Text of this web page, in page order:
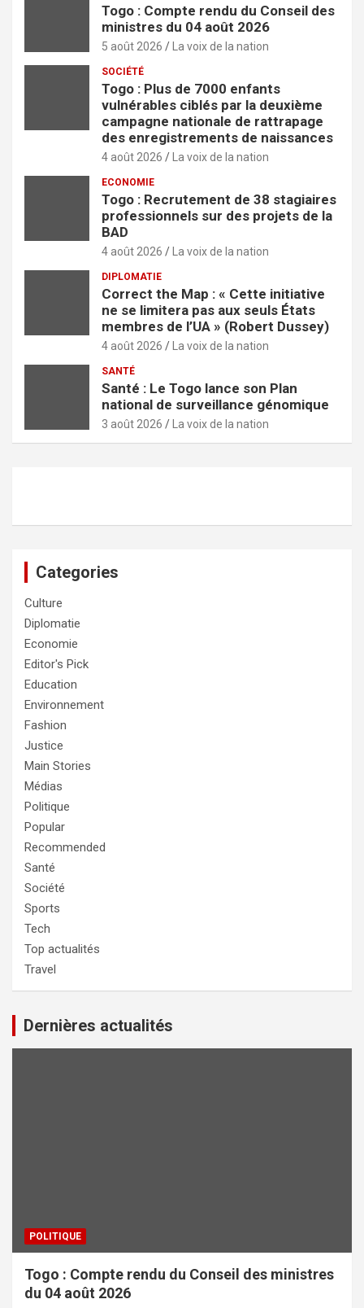
Togo : Compte rendu du Conseil des
ministres du 04 août 2026
5 août 2026 La voix de la nation
SOCIÉTÉ
Togo : Plus de 7000 enfants
vulnérables ciblés par la deuxième
campagne nationale de rattrapage
des enregistrements de naissances
4 août 2026 La voix de la nation
ECONOMIE
Togo : Recrutement de 38 stagiaires
professionnels sur des projets de la
BAD
4 août 2026 La voix de la nation
DIPLOMATIE
Correct the Map : « Cette initiative
ne se limitera pas aux seuls États
membres de l’UA » (Robert Dussey)
4 août 2026 La voix de la nation
SANTÉ
Santé : Le Togo lance son Plan
national de surveillance génomique
3 août 2026 La voix de la nation
Categories
Culture
Diplomatie
Economie
Editor's Pick
Education
Environnement
Fashion
Justice
Main Stories
Médias
Politique
Popular
Recommended
Santé
Société
Sports
Tech
Top actualités
Travel
Dernières actualités
POLITIQUE
Togo : Compte rendu du Conseil des ministres
du 04 août 2026